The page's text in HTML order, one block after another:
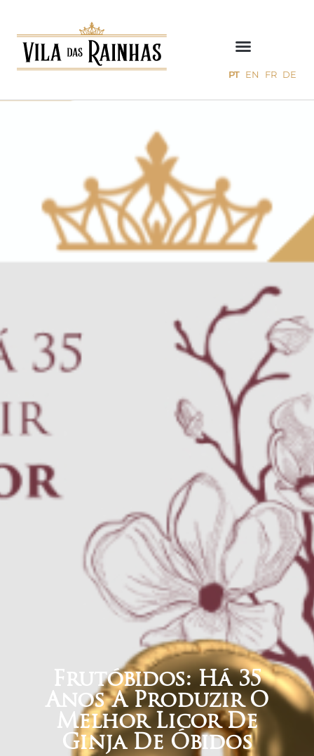
PT EN FR DE
Frutóbidos: Há 35
Anos A Produzir O
Melhor Licor De
Ginja De Óbidos